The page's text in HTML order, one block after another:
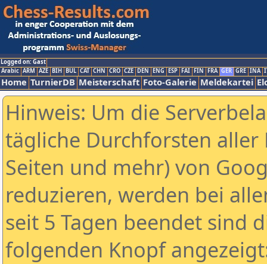
Logged on: Gast
Arabic ARM AZE BIH BUL CAT CHN CRO CZE DEN ENG ESP FAI FIN FRA GER GRE INA
Home TurnierDB Meisterschaft Foto-Galerie Meldekartei
Hinweis: Um die
tägliche Durchforsten aller
Seiten und mehr) von
reduzieren, werden bei
seit 5 Tagen beendet sind
folgenden Knopf